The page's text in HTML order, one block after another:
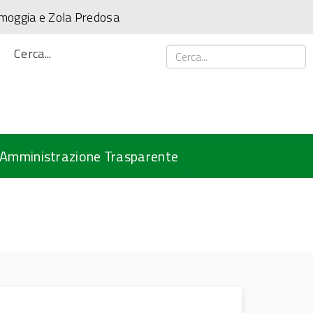
e Zola Predosa
Cerca...
Amministrazione Trasparente